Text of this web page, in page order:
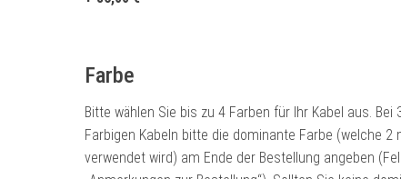
Farbe
Bitte wählen Sie bis zu 4 Farben für Ihr Kabel aus. Bei
Farbigen Kabeln bitte die dominante Farbe (welche 2
verwendet wird) am Ende der Bestellung angeben